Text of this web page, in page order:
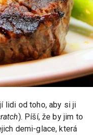
lidi od toho, aby si ji
). Píší, že by jim to
demi-glace, která